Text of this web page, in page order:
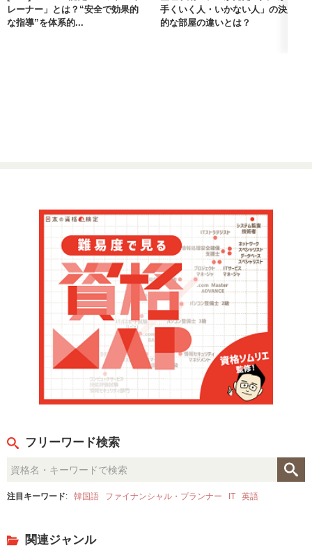
レーナー」とは？“安全で効果的
な指導”を体系的...
手くいく人・いかない人」の決定
的な部屋の違いとは？
フリーワード検索
注目キーワード: 韓国語 ファイナンシャル・プランナー IT 英語
関連ジャンル